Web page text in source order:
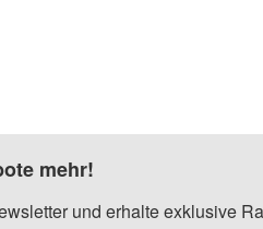
mehr!
und erhalte exklusive